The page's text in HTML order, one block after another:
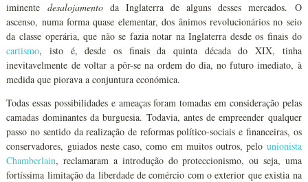
iminente desalojamentoda Inglaterra de alguns desses mercados. O
ascenso, numa forma quase elementar, dos ânimos revolucionários no seio
da classe operária, que não se fazia notar na Inglaterra desde os finais do
cartismo, isto é, desde os finais da quinta década do XIX, tinha
inevitavelmente de voltar a pôr-se na ordem do dia, no futuro imediato, à
medida que piorava a conjuntura económica.
Todas essas possibilidades e ameaças foram tomadas em consideração pelas
camadas dominantes da burguesia. Todavia, antes de empreender qualquer
passo no sentido da realização de reformas político-sociais e financeiras, os
conservadores, guiados neste caso, como em muitos outros, pelo unionista
Chamberlain, reclamaram a introdução do proteccionismo, ou seja, uma
fortíssima limitação da liberdade de comércio com o exterior que existia na